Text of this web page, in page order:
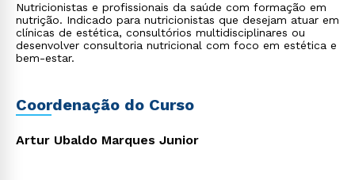
Nutricionistas e profissionais da saúde com formação em
nutrição. Indicado para nutricionistas que desejam atuar em
clínicas de estética, consultórios multidisciplinares ou
desenvolver consultoria nutricional com foco em estética e
bem-estar.
Coordenação do Curso
Artur Ubaldo Marques Junior